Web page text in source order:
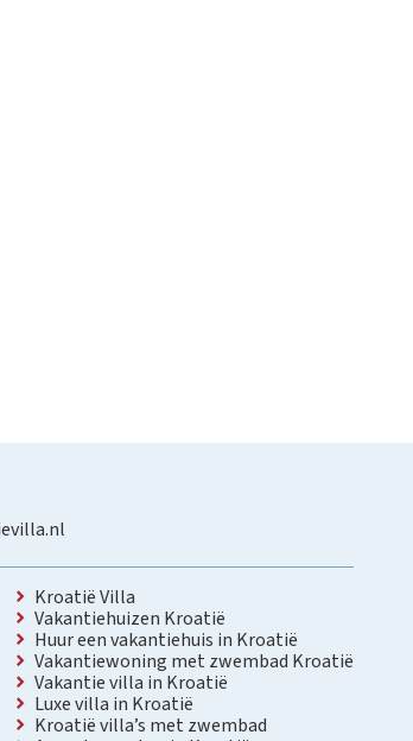
Kroatië Villa
Vakantiehuizen Kroatië
Huur een vakantiehuis in Kroatië
Vakantiewoning met zwembad Kroatië
Vakantie villa in Kroatië
Luxe villa in Kroatië
Kroatië villa’s met zwembad